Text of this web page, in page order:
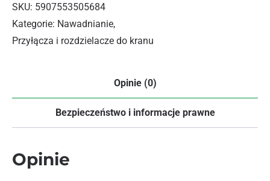
SKU: 5907553505684
Kategorie: Nawadnianie,
Przyłącza i rozdzielacze do kranu
Opinie (0)
Bezpieczeństwo i informacje prawne
Opinie